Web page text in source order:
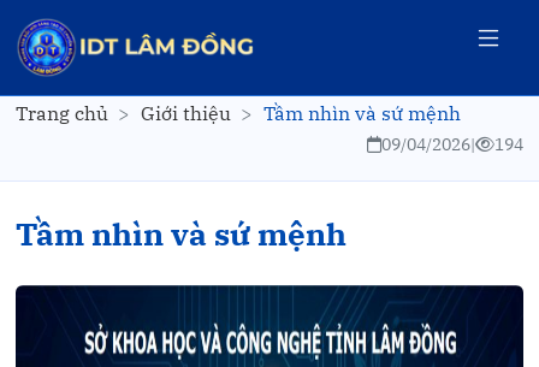
Trang chủ Giới thiệu Tầm nhìn và sứ mệnh
09/04/2026| 194
Tầm nhìn và sứ mệnh